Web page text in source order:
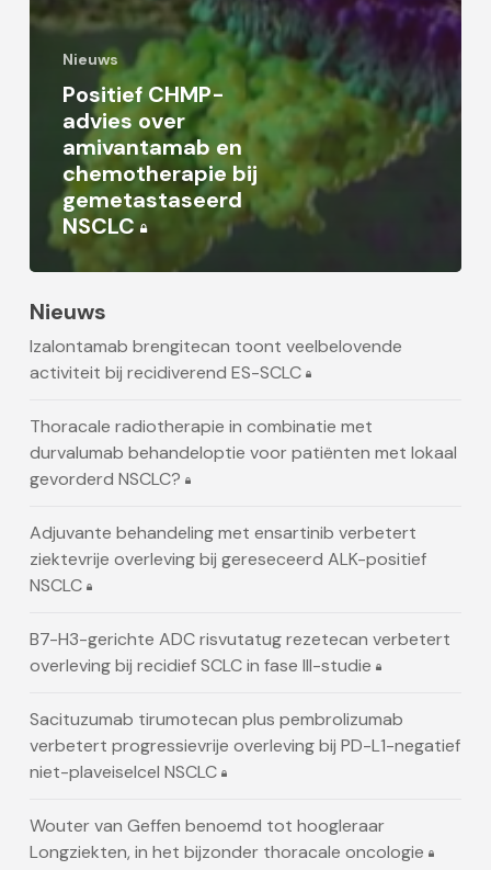
Nieuws
Positief CHMP-
advies over
amivantamab en
chemotherapie bij
gemetastaseerd
NSCLC
Nieuws
Izalontamab brengitecan toont veelbelovende
activiteit bij recidiverend ES-SCLC
Thoracale radiotherapie in combinatie met
durvalumab behandeloptie voor patiënten met lokaal
gevorderd NSCLC?
Adjuvante behandeling met ensartinib verbetert
ziektevrije overleving bij gereseceerd ALK-positief
NSCLC
B7-H3-gerichte ADC risvutatug rezetecan verbetert
overleving bij recidief SCLC in fase III-studie
Sacituzumab tirumotecan plus pembrolizumab
verbetert progressievrije overleving bij PD-L1-negatief
niet-plaveiselcel NSCLC
Wouter van Geffen benoemd tot hoogleraar
Longziekten, in het bijzonder thoracale oncologie